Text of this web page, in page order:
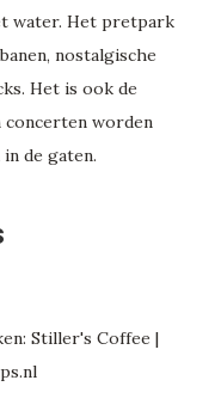
water. Het pretpark
nostalgische
Het is ook de
concerten worden
de gaten.